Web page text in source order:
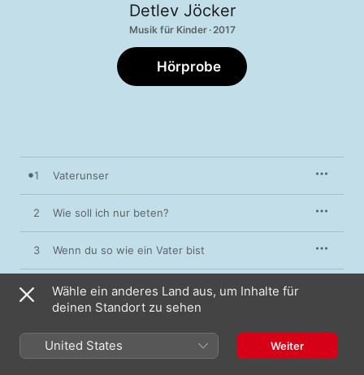
Detlev Jöcker
Musik für Kinder · 2017
Hörprobe
1 Vaterunser
2 Wie soll ich nur beten?
3 Wenn du so wie ein Vater bist
4 Gottes Himmel ist ganz nah
6 Gottes Reich ist mitten unter uns
Wähle ein anderes Land aus, um Inhalte für
deinen Standort zu sehen
United States Weiter